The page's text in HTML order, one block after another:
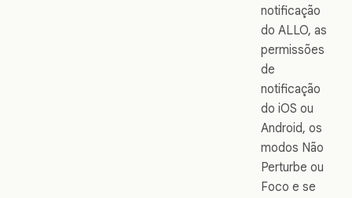
notificação
do ALLO, as
permissões
de
notificação
do iOS ou
Android, os
modos Não
Perturbe ou
Foco e se